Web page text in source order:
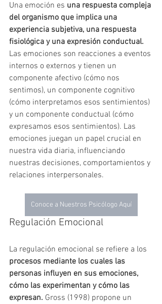
Una emoción es una respuesta compleja
del organismo que implica una
experiencia subjetiva, una respuesta
fisiológica y una expresión conductual.
Las emociones son reacciones a eventos
internos o externos y tienen un
componente afectivo (cómo nos
sentimos), un componente cognitivo
(cómo interpretamos esos sentimientos)
y un componente conductual (cómo
expresamos esos sentimientos). Las
emociones juegan un papel crucial en
nuestra vida diaria, influenciando
nuestras decisiones, comportamientos y
relaciones interpersonales.
Conoce a Nuestros Psicólogo Aquí
Regulación Emocional
La regulación emocional se refiere a los
procesos mediante los cuales las
personas influyen en sus emociones,
cómo las experimentan y cómo las
expresan. Gross (1998) propone un